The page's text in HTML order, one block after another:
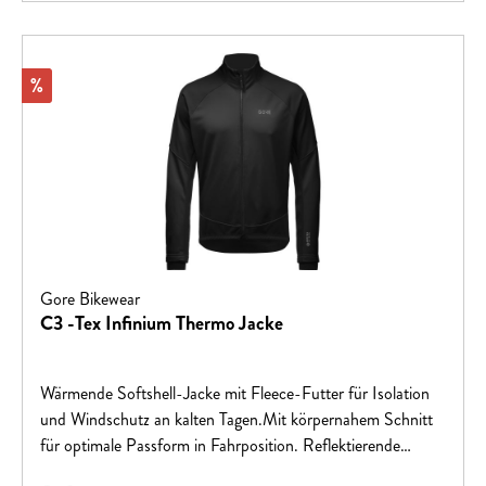
Rabatt
%
Gore Bikewear
C3 -Tex Infinium Thermo Jacke
Wärmende Softshell-Jacke mit Fleece-Futter für Isolation
und Windschutz an kalten Tagen.Mit körpernahem Schnitt
für optimale Passform in Fahrposition. Reflektierende